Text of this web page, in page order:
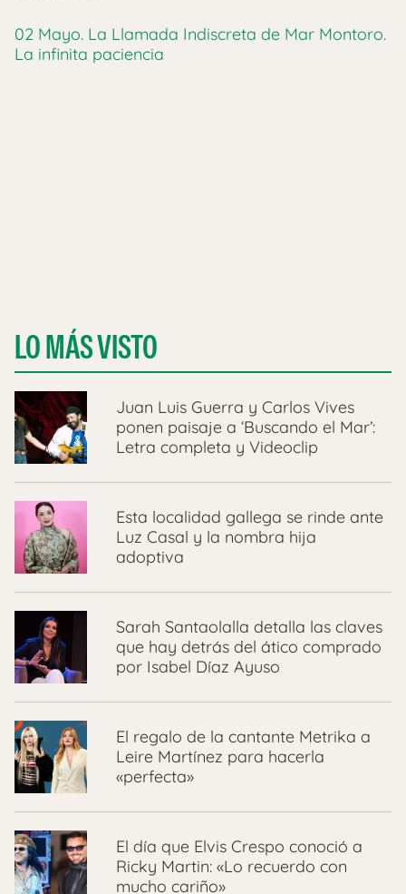
02 Mayo. La Llamada Indiscreta de Mar Montoro.
La infinita paciencia
LO MÁS VISTO
Juan Luis Guerra y Carlos Vives
ponen paisaje a ‘Buscando el Mar’:
Letra completa y Videoclip
Esta localidad gallega se rinde ante
Luz Casal y la nombra hija
adoptiva
Sarah Santaolalla detalla las claves
que hay detrás del ático comprado
por Isabel Díaz Ayuso
El regalo de la cantante Metrika a
Leire Martínez para hacerla
«perfecta»
El día que Elvis Crespo conoció a
Ricky Martin: «Lo recuerdo con
mucho cariño»